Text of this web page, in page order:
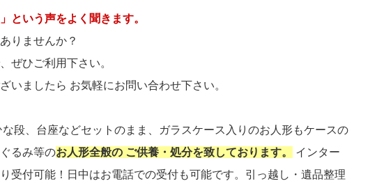
という声をよく聞きます。
りませんか？
ぜひご利用下さい。
いましたら お気軽にお問い合わせ下さい。
段、台座などセットのまま、ガラスケース入りのお人形もケースの
るみ等のお人形全般の ご供養・処分を致しております。
インター
受付可能！日中はお電話での受付も可能です。引っ越し・遺品整理